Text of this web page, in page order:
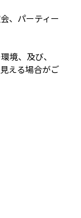
、パーティー
境、及び、
える場合がご